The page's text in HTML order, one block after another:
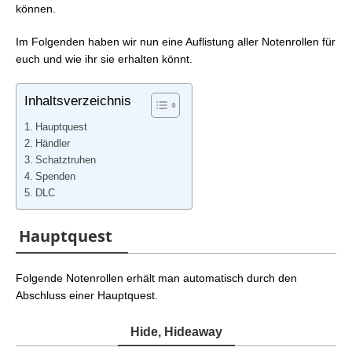
können.
Im Folgenden haben wir nun eine Auflistung aller Notenrollen für
euch und wie ihr sie erhalten könnt.
Inhaltsverzeichnis
Hauptquest
Händler
Schatztruhen
Spenden
DLC
Hauptquest
Folgende Notenrollen erhält man automatisch durch den
Abschluss einer Hauptquest.
Hide, Hideaway